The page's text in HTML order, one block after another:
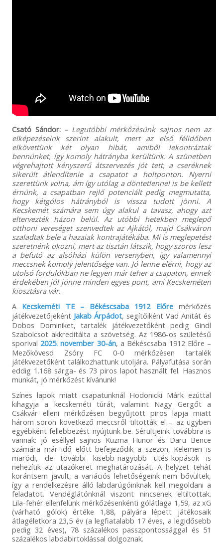
Csató Sándor: – Legutóbbi mérkőzésünk sajnos nem az
elképezéseink szerint alakult, mert az első félidőben
elkövettünk két olyan hibát, amiből lekontráztak
bennünket, így komoly hátrányba kerültünk. A szünetben
végrehajtott kényszerű átszervezés jót tett, a cseréknek
sikerült átlendítenie a csapatot a holtponton. Nyerni
szerettünk volna, ám így utólag a döntetlennel is be kellett
érnünk, a csapatban rejlő potenciált pedig megmutatta,
hogy kétgólos hátrányból is vissza tudott jönni. A
Kecskemét számára sem úgy alakul a tavasz, ahogy azt
eltervezték házon belül. Az utóbbi hetekben meglepő
otthoni vereséget szenvedtek az Ajkától, majd Csákváron
szaladtak bele a hazaiak kontrajátékába. Mi is meglepetést
szeretnénk okozni, mert az tisztán látszik, hogy szoros lesz
a befutó az alsóházi külön versenyben, így valamennyi
meccsnek komoly jelentősége van. Jó lenne elérni, hogy az
utolsó fordulókban ne legyen már teher a csapaton, ennek
érdekében jól jönne minden egyes pont, ami Kecskeméten
kiosztásra vár.
A Kecskeméti TE – Békéscsaba 1912 Előremérkőzés
játékvezetőjeként Jakab Árpádot, segítőiként Vad Anitát és
Dobos Dominiket, tartalék játékvezetőként pedig Gindl
Szabolcsot akkreditálta a szövetség. Az 1986-os születésű
sporival 2025. november 30-án, a Békéscsaba 1912 Előre –
Mezőkövesd Zsóry FC 0-0 mérkőzésen tartalék
játékvezetőként találkozhattunk utoljára. Pályafutása során
eddig 1.168 sárga- és 73 piros lapot használt fel. Hasznos
munkát, jó mérkőzést kívánunk!
Színes lapok miatt csapatunknál Hodonicki Márk ezúttal
kihagyja a kecskeméti túrát, valamint Nagy Gergőt a
Csákvár elleni mérkőzésen begyűjtött piros lapja miatt
három soron következő meccsről tiltották el – az ügyben
egyébként fellebbezést nyújtunk be. Sérültjeink továbbra is
vannak: jó eséllyel sajnos Kuzma Hunor és Daru Bence
számára már idő előtt befejeződik a szezon, Kelemen is
maródi, de további kisebb-nagyobb ütés-kopások is
nehezítik az utazókeret meghatározását. A helyzet tehát
korántsem javult, a variációs lehetőségeink nem bővültek,
így a rendelkezésre álló labdarúgóinknak kell megoldani a
feladatot. Vendéglátónknál viszont nincsenek eltiltottak.
Lila-fehér ellenfelünk mérkőzésenkénti gólátlaga 1,59, az xG
(várható gólok) értéke 1,88, pályára lépett játékosaik
átlagéletkora 23,5 év (a legfiatalabb 17 éves, a legidősebb
pedig 32 éves), 78 százalékos passzpontossággal és 51
százalékos labdabirtoklással dolgoznak.